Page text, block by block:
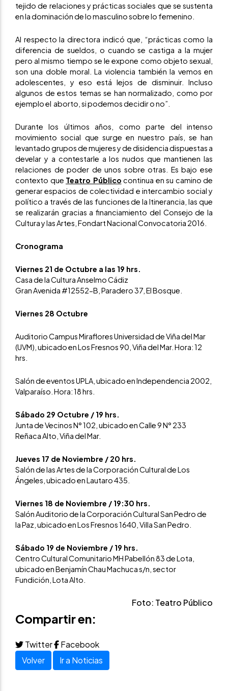
tejido de relaciones y prácticas sociales que se sustenta
en la dominación de lo masculino sobre lo femenino.
Al respecto la directora indicó que, “prácticas como la
diferencia de sueldos, o cuando se castiga a la mujer
pero al mismo tiempo se le expone como objeto sexual,
son una doble moral. La violencia también la vemos en
adolescentes, y eso está lejos de disminuir. Incluso
algunos de estos temas se han normalizado, como por
ejemplo el aborto, si podemos decidir o no”.
Durante los últimos años, como parte del intenso
movimiento social que surge en nuestro país, se han
levantado grupos de mujeres y de disidencia dispuestas a
develar y a contestarle a los nudos que mantienen las
relaciones de poder de unos sobre otras. Es bajo ese
contexto que Teatro Público continua en su camino de
generar espacios de colectividad e intercambio social y
político a través de las funciones de la Itinerancia, las que
se realizarán gracias a financiamiento del Consejo de la
Cultura y las Artes, Fondart Nacional Convocatoria 2016.
Cronograma
Viernes 21 de Octubre a las 19 hrs.
Casa de la Cultura Anselmo Cádiz
Gran Avenida #12552-B, Paradero 37, El Bosque.
Viernes 28 Octubre
Auditorio Campus Miraflores Universidad de Viña del Mar
(UVM), ubicado en Los Fresnos 90, Viña del Mar. Hora: 12
hrs.
Salón de eventos UPLA, ubicado en Independencia 2002,
Valparaíso. Hora: 18 hrs.
Sábado 29 Octubre / 19 hrs.
Junta de Vecinos N° 102, ubicado en Calle 9 N° 233
Reñaca Alto, Viña del Mar.
Jueves 17 de Noviembre / 20 hrs.
Salón de las Artes de la Corporación Cultural de Los
Ángeles, ubicado en Lautaro 435.
Viernes 18 de Noviembre / 19:30 hrs.
Salón Auditorio de la Corporación Cultural San Pedro de
la Paz, ubicado en Los Fresnos 1640, Villa San Pedro.
Sábado 19 de Noviembre / 19 hrs.
Centro Cultural Comunitario MH Pabellón 83 de Lota,
ubicado en Benjamín Chau Machuca s/n, sector
Fundición, Lota Alto.
Foto: Teatro Público
Compartir en:
Twitter
Facebook
Volver
Ir a Noticias